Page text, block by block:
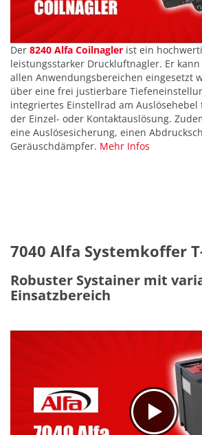
Der 8240 Alfa Coilnagler ist ein
leistungsstarker Druckluftnagler. Er
allen Anwendungsbereichen eingesetzt
über eine frei justierbare
integriertes Einstellrad am
der Einzel- oder Kontaktauslösung.
eine Auslösesicherung, einen
Geräuschdämpfer. Mehr Infos
7040 Alfa Systemkoffer
Robuster Systainer mit
Einsatzbereich